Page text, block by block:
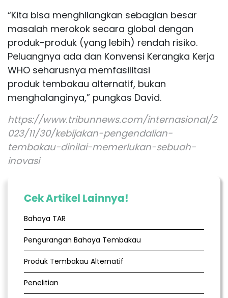
“Kita bisa menghilangkan sebagian besar
masalah merokok secara global dengan
produk-produk (yang lebih) rendah risiko.
Peluangnya ada dan Konvensi Kerangka Kerja
WHO seharusnya memfasilitasi
produk tembakau alternatif, bukan
menghalanginya,” pungkas David.
https://www.tribunnews.com/internasional/2
023/11/30/kebijakan-pengendalian-
tembakau-dinilai-memerlukan-sebuah-
inovasi
Cek Artikel Lainnya!
Bahaya TAR
Pengurangan Bahaya Tembakau
Produk Tembakau Alternatif
Penelitian